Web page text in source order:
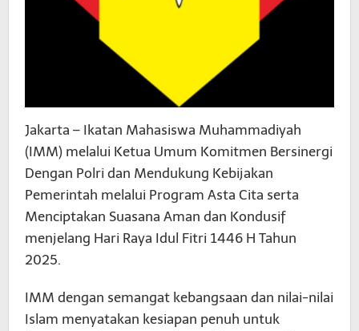
Jakarta – Ikatan Mahasiswa Muhammadiyah
(IMM) melalui Ketua Umum Komitmen Bersinergi
Dengan Polri dan Mendukung Kebijakan
Pemerintah melalui Program Asta Cita serta
Menciptakan Suasana Aman dan Kondusif
menjelang Hari Raya Idul Fitri 1446 H Tahun
2025.
IMM dengan semangat kebangsaan dan nilai-nilai
Islam menyatakan kesiapan penuh untuk